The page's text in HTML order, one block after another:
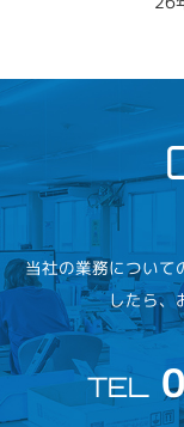
当社の業務について
したら、
TEL